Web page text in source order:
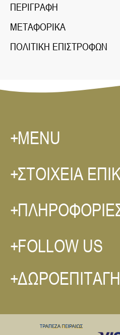
ΠΕΡΙΓΡΑΦΗ
ΜΕΤΑΦΟΡΙΚΑ
ΠΟΛΙΤΙΚΗ ΕΠΙΣΤΡΟΦΩΝ
MENU
ΣΤΟΙΧΕΙΑ
FOLLOW US
ΔΩΡΟΕΠΙΤΑΓΗ